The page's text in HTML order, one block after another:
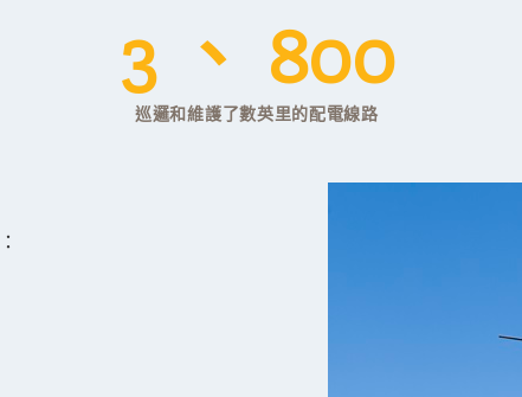
3 、 800
巡邏和維護了數英里的配電線路
：